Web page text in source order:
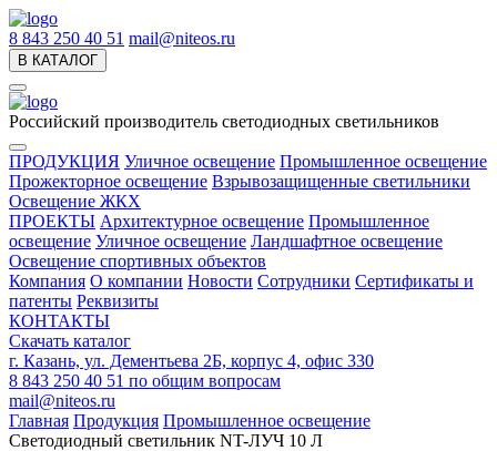
8 843 250 40 51 mail@niteos.ru
В КАТАЛОГ
Российский производитель светодиодных светильников
ПРОДУКЦИЯ Уличное освещение Промышленное освещение
Прожекторное освещение Взрывозащищенные светильники
Освещение ЖКХ
ПРОЕКТЫ Архитектурное освещение Промышленное
освещение Уличное освещение Ландшафтное освещение
Освещение спортивных объектов
Компания О компании Новости Сотрудники Сертификаты и
патенты Реквизиты
КОНТАКТЫ
Скачать каталог
г. Казань, ул. Дементьева 2Б, корпус 4, офис 330
8 843 250 40 51 по общим вопросам
mail@niteos.ru
Главная Продукция Промышленное освещение
Светодиодный светильник NT-ЛУЧ 10 Л